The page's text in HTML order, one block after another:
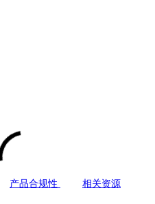
产品合规性
相关资源